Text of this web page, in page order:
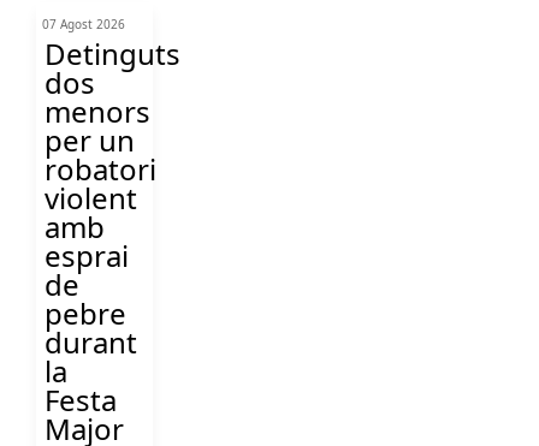
07 Agost 2026
Detinguts
dos
menors
per un
robatori
violent
amb
esprai
de
pebre
durant
la
Festa
Major